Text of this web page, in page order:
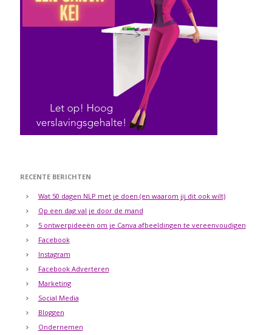
RECENTE BERICHTEN
Wat 50 dagen NLP met je doen (en waarom jij dit ook wilt)
Op een dag val je door de mand
5 ontwerpideeën om je Canva afbeeldingen te vereenvoudigen
Facebook
Instagram
Facebook Adverteren
Marketing
Social Media
Bloggen
Ondernemen